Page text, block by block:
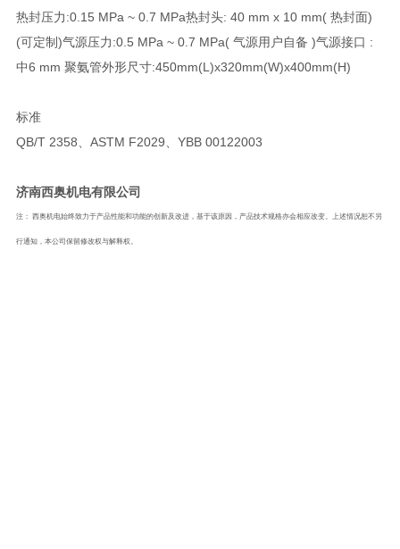
热封压力:0.15 MPa ~ 0.7 MPa热封头: 40 mm x 10 mm( 热封面)
(可定制)气源压力:0.5 MPa ~ 0.7 MPa( 气源用户自备 )气源接口 :
中6 mm 聚氨管外形尺寸:450mm(L)x320mm(W)x400mm(H)
标准
QB/T 2358
ASTM F2029 YBB 00122003
济南西奥机电有限公司
注： 西奥机电始终致力于产品性能和功能的创新及改进，基于该原因，产品技术规格亦会相应改变。上述情况恕不另
行通知，本公司保留修改权与解释权。